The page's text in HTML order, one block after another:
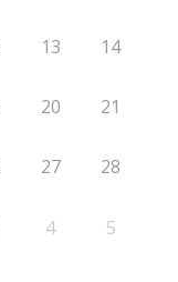
13 14
20 21
27 28
4 5